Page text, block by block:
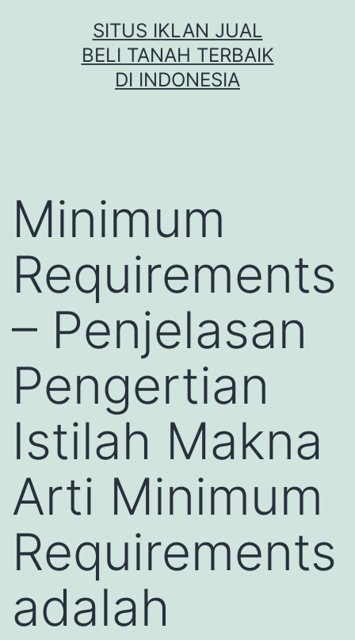
SITUS IKLAN JUAL
BELI TANAH TERBAIK
DI INDONESIA
Minimum
Requirements
– Penjelasan
Pengertian
Istilah Makna
Arti Minimum
Requirements
adalah